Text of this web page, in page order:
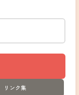
リンク集